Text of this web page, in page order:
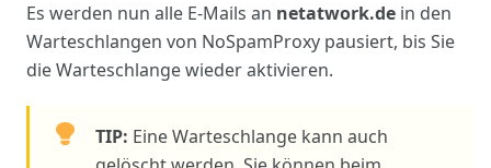
Es werden nun alle E-Mails an netatwork.de in den
Warteschlangen von NoSpamProxy pausiert, bis Sie
die Warteschlange wieder aktivieren.
TIP: Eine Warteschlange kann auch